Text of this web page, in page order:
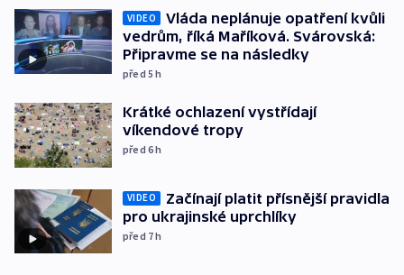
VIDEO
Vláda neplánuje opatření kvůli
vedrům, říká Maříková. Svárovská:
Připravme se na následky
před 5h
Krátké ochlazení vystřídají
víkendové tropy
před 6h
VIDEO
Začínají platit přísnější pravidla
pro ukrajinské uprchlíky
před 7h